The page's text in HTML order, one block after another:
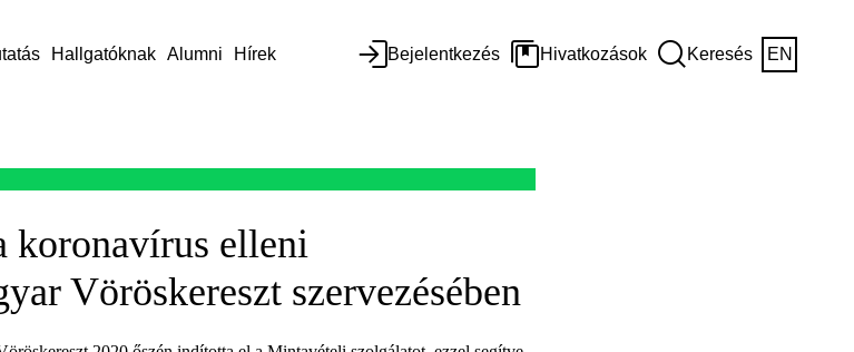
Hallgatóknak Alumni Hírek Bejelentkezés Hivatkozások Keresés EN
koronavírus elleni
Vöröskereszt szervezésében